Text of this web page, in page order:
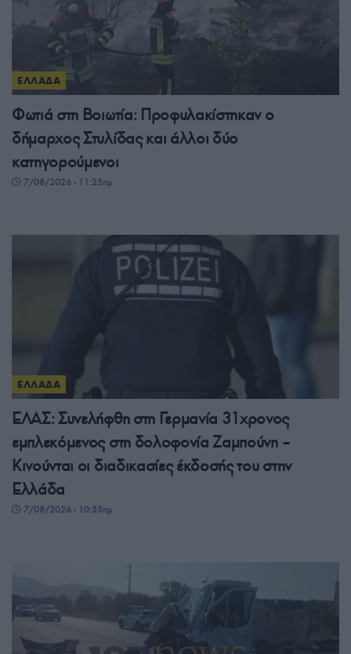
ΕΛΛΑΔΑ
Φωτιά στη Βοιωτία: Προφυλακίστηκαν ο
δήμαρχος Στυλίδας και άλλοι δύο
κατηγορούμενοι
7/08/2026 - 11:25πμ
ΕΛΛΑΔΑ
ΕΛΑΣ: Συνελήφθη στη Γερμανία 31χρονος
εμπλεκόμενος στη δολοφονία Ζαμπούνη –
Κινούνται οι διαδικασίες έκδοσής του στην
Ελλάδα
7/08/2026 - 10:55πμ